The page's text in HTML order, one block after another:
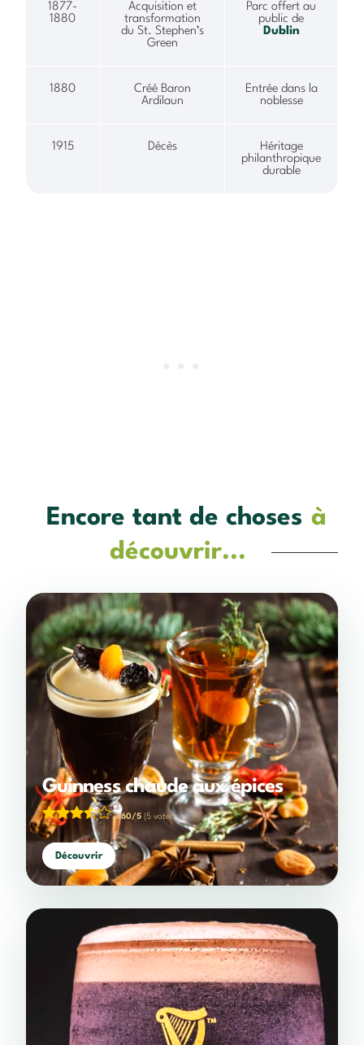
1877-
1880
Acquisition et
transformation
du St. Stephen’s
Green
Parc offert au
public de
Dublin
1880
Créé Baron
Ardilaun
Entrée dans la
noblesse
1915 Décès
Héritage
philanthropique
durable
Encore tant de choses à
découvrir...
Guinness chaude aux épices
3,60/5 (5 votes)
Découvrir